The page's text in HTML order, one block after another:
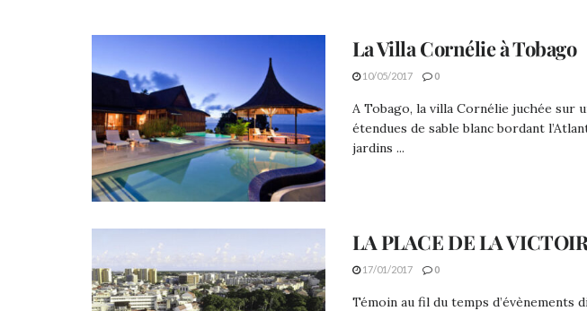
La Villa Cornélie à Tobago
10/05/2017 0
A Tobago, la villa Cornélie juchée sur
étendues de sable blanc bordant
jardins ...
LA PLACE DE LA
17/01/2017 0
Témoin au fil du temps d’évènements